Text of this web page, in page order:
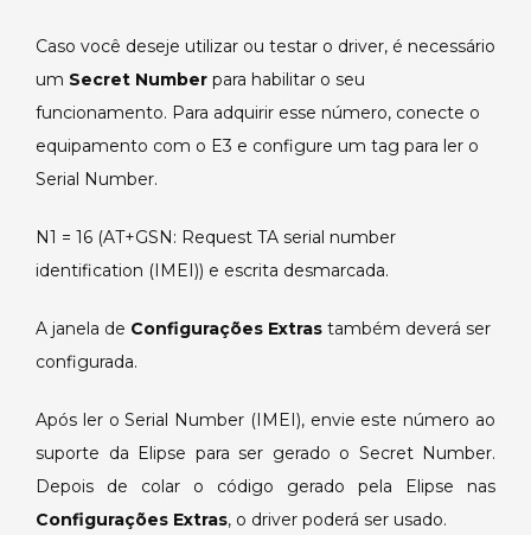
Caso você deseje utilizar ou testar o driver, é necessário
um Secret Number para habilitar o seu
funcionamento. Para adquirir esse número, conecte o
equipamento com o E3 e configure um tag para ler o
Serial Number.
N1 = 16 (AT+GSN: Request TA serial number
identification (IMEI)) e escrita desmarcada.
A janela de Configurações Extras também deverá ser
configurada.
Após ler o Serial Number (IMEI), envie este número ao
suporte da Elipse para ser gerado o Secret Number.
Depois de colar o código gerado pela Elipse nas
Configurações Extras, o driver poderá ser usado.